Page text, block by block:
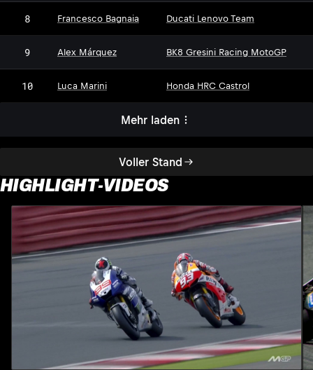
Voller Stand
8 Francesco Bagnaia Ducati Lenovo Team
9 Alex Márquez BK8 Gresini Racing MotoGP
10 Luca Marini Honda HRC Castrol
Mehr laden
HIGHLIGHT-VIDEOS